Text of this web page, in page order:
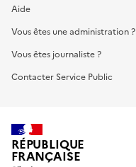
Aide
Vous êtes une administration ?
Vous êtes journaliste ?
Contacter Service Public
RÉPUBLIQUE
FRANÇAISE